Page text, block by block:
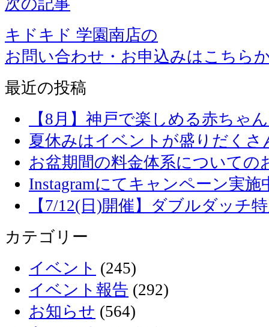
キドキド 学園南店の
お問い合わせ・お申込みはこちら
最近の投稿
【8月】神戸で楽しめる赤ちゃ
夏休みはイベントが盛りだくさ
お盆期間の料金体系についての
Instagramにてキャンペーン実施
【7/12(日)開催】ダブルダッチ
カテゴリー
イベント (245)
イベント報告 (292)
お知らせ (564)